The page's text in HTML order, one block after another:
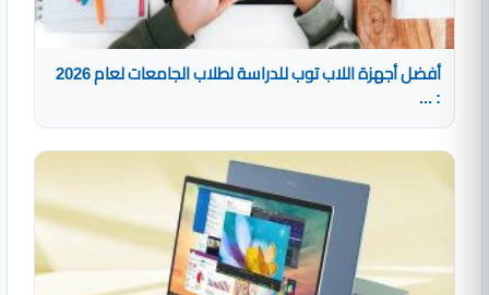
أفضل أجهزة اللاب توب للدراسة لطلاب الجامعات لعام 2026
: ...